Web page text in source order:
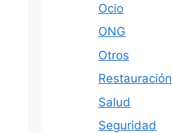
Ocio
ONG
Otros
Restauración
Salud
Seguridad